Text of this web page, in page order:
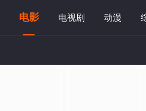
电影 电视剧 动漫